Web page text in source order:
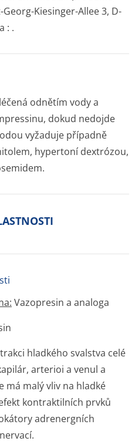
Kiesinger-Allee 3, D-
: .
odnětím vody a
dokud nedojde
vyžaduje případně
hypertoní dextrózou,
Vazopresin a analoga
hladkého svalstva celé
arterioi a venul a
má malý vliv na hladké
kontraktilních prvků
adrenergních